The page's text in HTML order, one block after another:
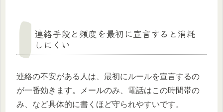
連絡手段と頻度を最初に宣言すると消耗
しにくい
連絡の不安がある人は、最初にルールを宣言するの
が一番効きます。メールのみ、電話はこの時間帯の
み、など具体的に書くほど守られやすいです。